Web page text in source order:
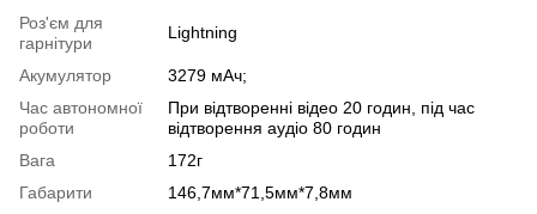
Роз'єм для
гарнітури
Lightning
Акумулятор
3279 мАч;
Час автономної
роботи
При відтворенні відео 20 годин, під час
відтворення аудіо 80 годин
Вага
172г
Габарити
146,7мм*71,5мм*7,8мм